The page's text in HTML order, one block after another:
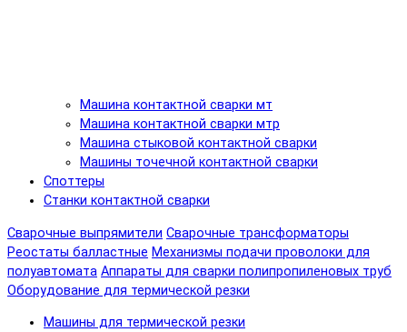
Машина контактной сварки мт
Машина контактной сварки мтр
Машина стыковой контактной сварки
Машины точечной контактной сварки
Споттеры
Станки контактной сварки
Сварочные выпрямители Сварочные трансформаторы
Реостаты балластные Механизмы подачи проволоки для
полуавтомата Аппараты для сварки полипропиленовых труб
Оборудование для термической резки
Машины для термической резки